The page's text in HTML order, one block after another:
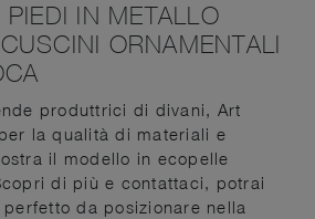
IN METALLO
ORNAMENTALI
produttrici di divani, Art
la qualità di materiali e
il modello in ecopelle
di più e contattaci, potrai
da posizionare nella